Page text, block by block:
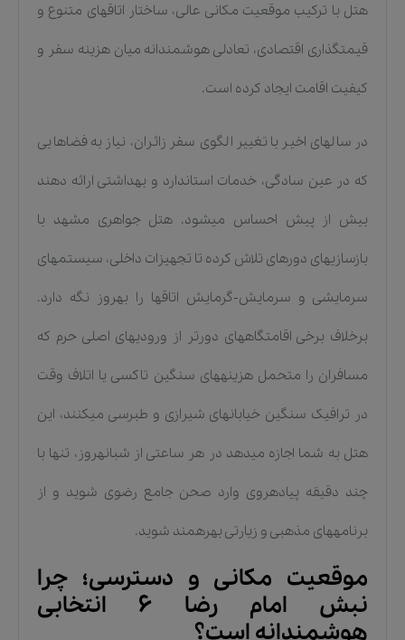
هتل با ترکیب موقعیت مکانی عالی، ساختار اتاقهای متنوع و
قیمتگذاری اقتصادی، تعادلی هوشمندانه میان هزینه سفر و
کیفیت اقامت ایجاد کرده است.
در سالهای اخیر با تغییر الگوی سفر زائران، نیاز به فضاهایی
که در عین سادگی، خدمات استاندارد و بهداشتی ارائه دهند
بیش از پیش احساس میشود. هتل جواهری مشهد با
بازسازیهای دورهای تلاش کرده تا تجهیزات داخلی، سیستمهای
سرمایشی و سرمایش-گرمایش اتاقها را بهروز نگه دارد.
برخلاف برخی اقامتگاههای دورتر از ورودیهای اصلی حرم که
مسافران را متحمل هزینههای سنگین تاکسی یا اتلاف وقت
در ترافیک سنگین خیابانهای شیرازی و طبرسی میکنند، این
هتل به شما اجازه میدهد در هر ساعتی از شبانهروز، تنها با
چند دقیقه پیادهروی وارد صحن جامع رضوی شوید و از
برنامههای مذهبی و زیارتی بهرهمند شوید.
موقعیت مکانی و دسترسی؛ چرا
نبش امام رضا ۶ انتخابی
هوشمندانه است؟